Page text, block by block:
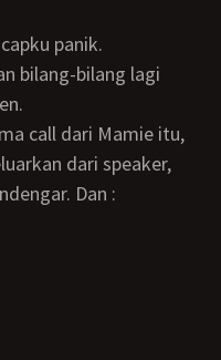
panik.
dari speaker,
Dan :